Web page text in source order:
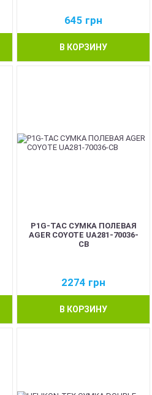
645 грн
В КОРЗИНУ
P1G-TAC СУМКА ПОЛЕВАЯ
AGER COYOTE UA281-70036-
CB
2274 грн
В КОРЗИНУ